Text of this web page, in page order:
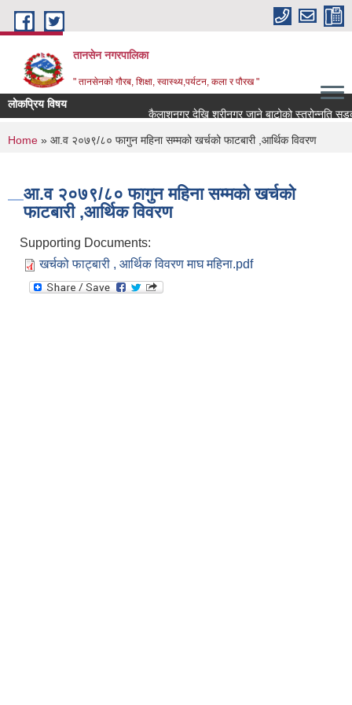
Skip to main content
तानसेन नगरपालिका
" तानसेनको गौरब, शिक्षा, स्वास्थ्य,पर्यटन, कला र पौरख "
लोकप्रिय विषय
You are here
Home » आ.व २०७९/८० फागुन महिना सम्मको खर्चको फाटबारी ,आर्थिक विवरण
आ.व २०७९/८० फागुन महिना सम्मको खर्चको
फाटबारी ,आर्थिक विवरण
Supporting Documents:
खर्चको फाट्बारी , आर्थिक विवरण माघ महिना.pdf